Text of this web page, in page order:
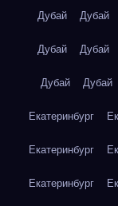
Дубай Дубай
Дубай Дубай
Дубай Дубай
Екатеринбург
Екатеринбург
Екатеринбург